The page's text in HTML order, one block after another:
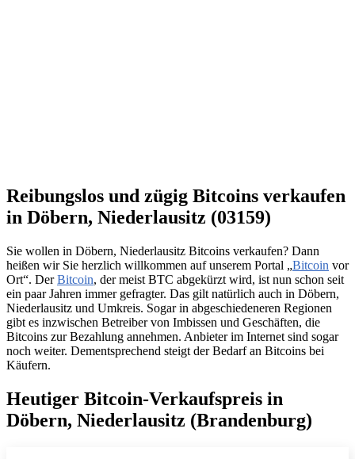
Reibungslos und zügig Bitcoins verkaufen
in Döbern, Niederlausitz (03159)
Sie wollen in Döbern, Niederlausitz Bitcoins verkaufen? Dann
heißen wir Sie herzlich willkommen auf unserem Portal „Bitcoin vor
Ort“. DerBitcoin, der meist BTC abgekürzt wird, ist nun schon seit
ein paar Jahren immer gefragter. Das gilt natürlich auch in Döbern,
Niederlausitz und Umkreis. Sogar in abgeschiedeneren Regionen
gibt es inzwischen Betreiber von Imbissen und Geschäften, die
Bitcoins zur Bezahlung annehmen. Anbieter im Internet sind sogar
noch weiter. Dementsprechend steigt der Bedarf an Bitcoins bei
Käufern.
Heutiger Bitcoin-Verkaufspreis in
Döbern, Niederlausitz (Brandenburg)